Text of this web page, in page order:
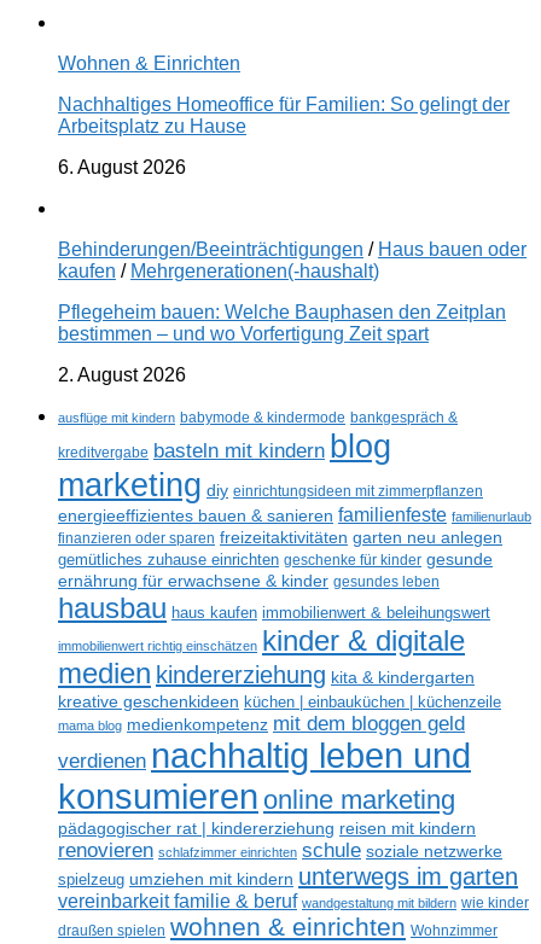
Wohnen & Einrichten
Nachhaltiges Homeoffice für Familien: So gelingt der
Arbeitsplatz zu Hause
6. August 2026
Behinderungen/Beeinträchtigungen / Haus bauen oder
kaufen / Mehrgenerationen(-haushalt)
Pflegeheim bauen: Welche Bauphasen den Zeitplan
bestimmen – und wo Vorfertigung Zeit spart
2. August 2026
ausflüge mit kindern babymode & kindermode bankgespräch &
kreditvergabe basteln mit kindern blog
marketing diy einrichtungsideen mit zimmerpflanzen
energieeffizientes bauen & sanieren familienfeste familienurlaub
finanzieren oder sparen freizeitaktivitäten garten neu anlegen
gemütliches zuhause einrichten geschenke für kinder gesunde
ernährung für erwachsene & kinder gesundes leben
hausbau haus kaufen immobilienwert & beleihungswert
immobilienwert richtig einschätzen kinder & digitale
medien kindererziehung kita & kindergarten
kreative geschenkideen küchen | einbauküchen | küchenzeile
mama blog medienkompetenz mit dem bloggen geld
verdienen nachhaltig leben und
konsumieren online marketing
pädagogischer rat | kindererziehung reisen mit kindern
renovieren schlafzimmer einrichten schule soziale netzwerke
spielzeug umziehen mit kindern unterwegs im garten
vereinbarkeit familie & beruf wandgestaltung mit bildern wie kinder
draußen spielen wohnen & einrichten Wohnzimmer